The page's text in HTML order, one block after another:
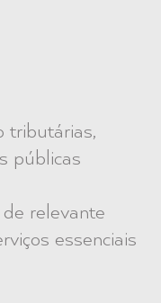
tributárias,
públicas
relevante
essenciais